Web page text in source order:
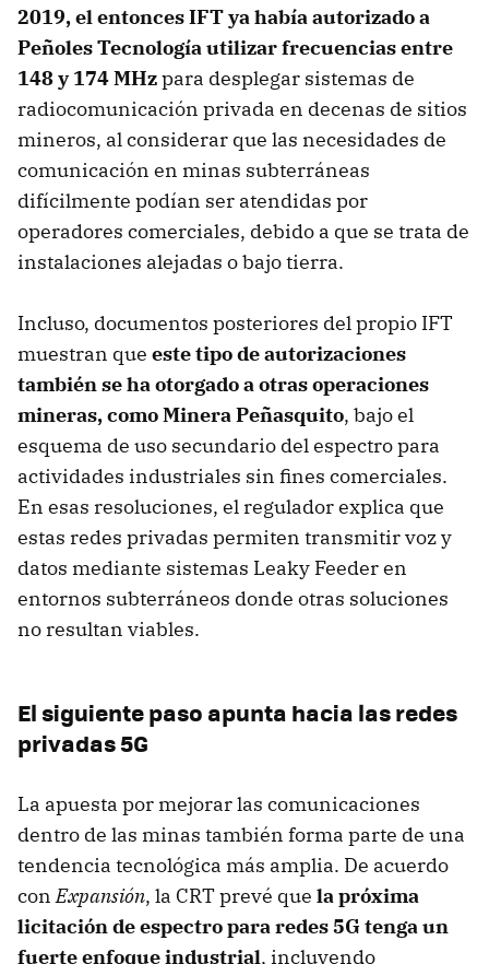
2019, el entonces IFT ya había autorizado a
Peñoles Tecnología utilizar frecuencias entre
148 y 174 MHzpara desplegar sistemas de
radiocomunicación privada en decenas de sitios
mineros, al considerar que las necesidades de
comunicación en minas subterráneas
difícilmente podían ser atendidas por
operadores comerciales, debido a que se trata de
instalaciones alejadas o bajo tierra.
Incluso, documentos posteriores del propio IFT
muestran que este tipo de autorizaciones
también se ha otorgado a otras operaciones
mineras, como Minera Peñasquito, bajo el
esquema de uso secundario del espectro para
actividades industriales sin fines comerciales.
En esas resoluciones, el regulador explica que
estas redes privadas permiten transmitir voz y
datos mediante sistemas Leaky Feeder en
entornos subterráneos donde otras soluciones
no resultan viables.
El siguiente paso apunta hacia las redes
privadas 5G
La apuesta por mejorar las comunicaciones
dentro de las minas también forma parte de una
tendencia tecnológica más amplia. De acuerdo
conExpansión, la CRT prevé que la próxima
licitación de espectro para redes 5G tenga un
fuerte enfoque industrial, incluyendo